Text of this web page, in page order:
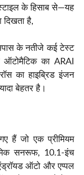
के हिसाब से—यह
है,
के नतीजे कई टेस्ट
ऑटोमैटिक का ARAI
का हाइब्रिड इंजन
बेहतर है।
हैं जो एक प्रीमियम
सनरूफ, 10.1-इंच
ऑटो और एप्पल